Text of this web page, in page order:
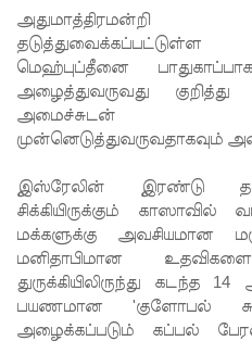
ஆயிரத்தி
ற்கும்
அதிகமா
னோருக்கு
மத்திய
மாகாணத்
தின் புதிய
அதுமாத்திரமன்றி
மெஹ்புப்தீனை
அழைத்துவருவது
அமைச்சுடன்
முன்னெடுத்துவருவதாகவும்
இஸ்ரேலின் இரண்டு
சிக்கியிருக்கும்
மக்களுக்கு அவசியமான
மனிதாபிமான
துருக்கியிலிருந்து கடந்த
பயணமான 'குளோபல்
அழைக்கப்படும் கப்பல்